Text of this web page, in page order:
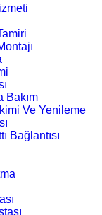
Bakım
Ve Yenileme
Bağlantısı